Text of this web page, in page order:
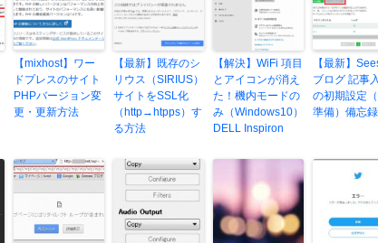
【mixhost】ワー
ドプレスのサイト
PHPバージョン変
更・更新方法
【最新】既存のシ
リウス（SIRIUS）
サイトをSSL化
（http→htpps）す
る方法
【解決】WiFi 項目
とアイコンが消え
た！機内モードの
み（Windows10）
DELL Inspiron
【最新】
ブログ 記事
の初期設定
準備）備忘録